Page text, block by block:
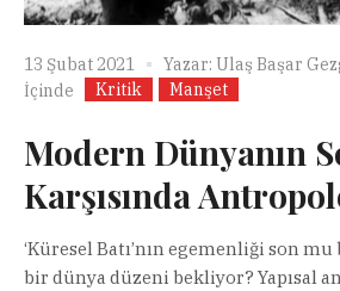
13 Şubat 2021 Yazar: Ulaş Başar
İçinde
Kritik Manşet
Modern Dünyanın
Karşısında
‘Küresel Batı’nın egemenliği son
bir dünya düzeni bekliyor? Yapısal